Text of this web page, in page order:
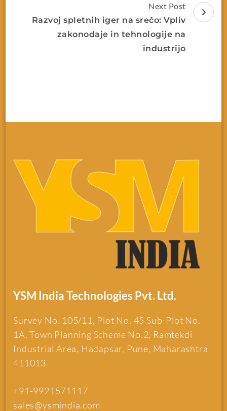
Next Post
Razvoj spletnih iger na srečo: Vpliv
zakonodaje in tehnologije na
industrijo
YSM India Technologies Pvt. Ltd.
Survey No. 105/11, Plot No. 45 Sub-Plot No.
1A, Town Planning Scheme No.2, Ramtekdi
Industrial Area, Hadapsar, Pune, Maharashtra
411013
+91-9921571117
sales@ysmindia.com